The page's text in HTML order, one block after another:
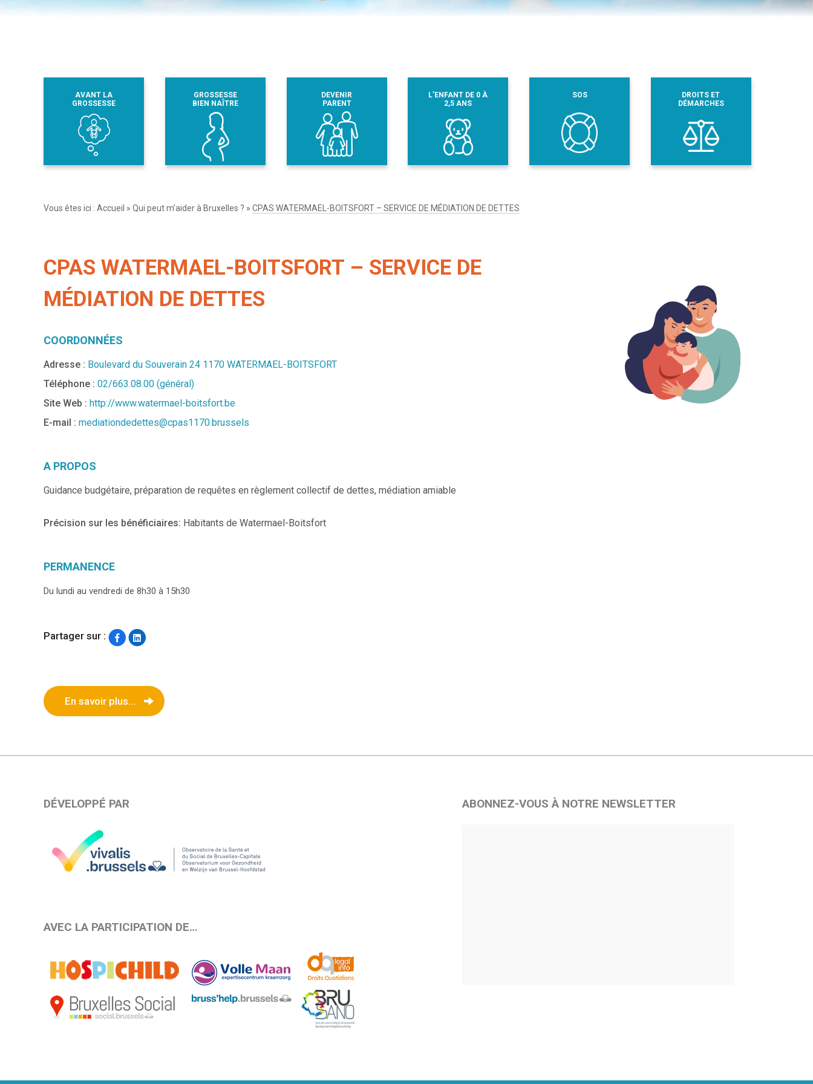
AVANT LA
GROSSESSE
GROSSESSE
BIEN NAÎTRE
DEVENIR
PARENT
L’ENFANT DE 0 À
2,5 ANS
SOS
DROITS ET
DÉMARCHES
Vous êtes ici : Accueil » Qui peut m’aider à Bruxelles ? » CPAS WATERMAEL-BOITSFORT – SERVICE DE MÉDIATION DE DETTES
CPAS WATERMAEL-BOITSFORT – SERVICE DE
MÉDIATION DE DETTES
COORDONNÉES
Adresse : Boulevard du Souverain 24 1170 WATERMAEL-BOITSFORT
Téléphone : 02/663.08.00 (général)
Site Web : http://www.watermael-boitsfort.be
E-mail : mediationdedettes@cpas1170.brussels
A PROPOS
Guidance budgétaire, préparation de requêtes en règlement collectif de dettes, médiation amiable
Précision sur les bénéficiaires: Habitants de Watermael-Boitsfort
PERMANENCE
Du lundi au vendredi de 8h30 à 15h30
Partager sur :
En savoir plus...
DÉVELOPPÉ PAR
AVEC LA PARTICIPATION DE…
ABONNEZ-VOUS À NOTRE NEWSLETTER